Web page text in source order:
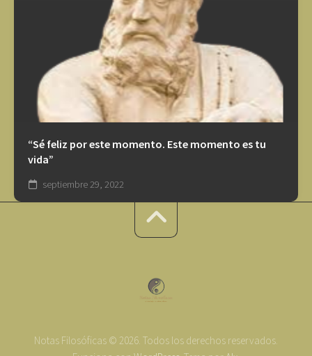
“Sé feliz por este momento. Este momento es tu
vida”
septiembre 29, 2022
Notas Filosóficas © 2026. Todos los derechos reservados.